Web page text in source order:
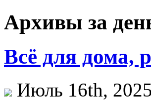
Архивы за
Всё для дома,
Июль 16th, 2025